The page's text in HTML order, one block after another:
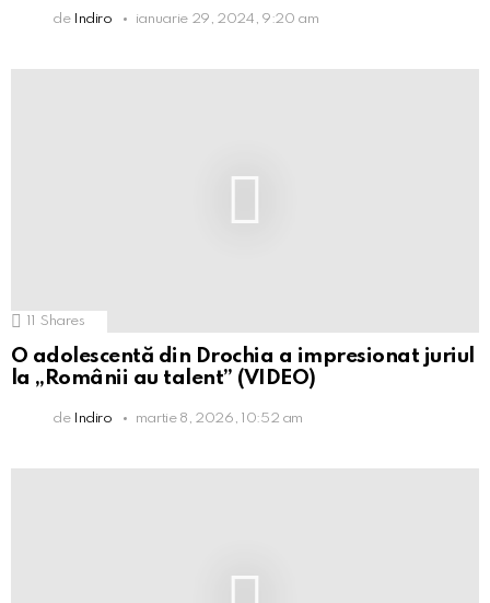
de Indiro ianuarie 29, 2024, 9:20 am
11 Shares
O adolescentă din Drochia a impresionat juriul
la „Românii au talent” (VIDEO)
de Indiro martie 8, 2026, 10:52 am